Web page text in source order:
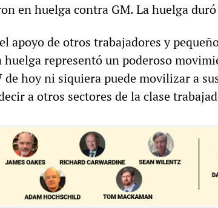
en huelga contra GM. La huelga duró
apoyo de otros trabajadores y
huelga representó un poderoso
de hoy ni siquiera puede movilizar a
a otros sectores de la clase